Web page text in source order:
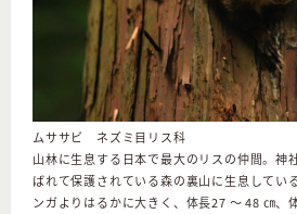
ムササビ ネズミ目リス科
山林に生息する日本で最大のリスの仲間。神
ばれて保護されている森の裏山に生息してい
ンガよりはるかに大きく、体長27 ～ 48 ㎝、